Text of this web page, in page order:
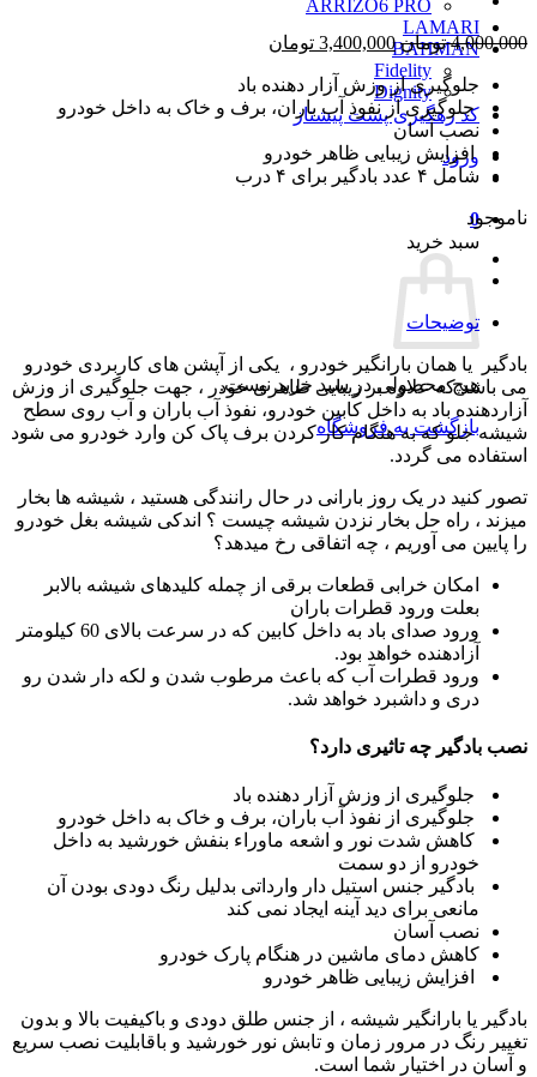
ARRIZO6 PRO
LAMARI
BAHMAN
Fidelity
Dignity
کد رهگیری پست پیشتاز
ورود
0
سبد خرید
هیچ محصولی در سبد خرید نیست.
بازگشت به فروشگاه
4,000,000 تومانقیمت
اصلی
4,000,000 تومان
بود.
3,400,000 تومان
است.
جلوگیری از وزش آزار دهنده باد
جلوگیری از نفوذ آب باران، برف و خاک به داخل خودرو
نصب آسان
افزایش زیبایی ظاهر خودرو
شامل ۴ عدد بادگیر برای ۴ درب
ناموجود
توضیحات
بادگیر یا همان بارانگیر خودرو ، یکی از آپشن های کاربردی خودرو
می باشد که علاوه بر زیبایی ظاهری خودر ، جهت جلوگیری از وزش
آزاردهنده باد به داخل کابین خودرو، نفوذ آب باران و آب روی سطح
شیشه جلو که به هنگام کار کردن برف پاک کن وارد خودرو می شود
استفاده می گردد.
تصور کنید در یک روز بارانی در حال رانندگی هستید ، شیشه ها بخار
میزند ، راه حل بخار نزدن شیشه چیست ؟ اندکی شیشه بغل خودرو
را پایین می آوریم ، چه اتفاقی رخ میدهد؟
امکان خرابی قطعات برقی از چمله کلیدهای شیشه بالابر
بعلت ورود قطرات باران
ورود صدای باد به داخل کابین که در سرعت بالای 60 کیلومتر
آزادهنده خواهد بود.
ورود قطرات آب که باعث مرطوب شدن و لکه دار شدن رو
دری و داشبرد خواهد شد.
نصب بادگیر چه تاثیری دارد؟
جلوگیری از وزش آزار دهنده باد
جلوگیری از نفوذ آب باران، برف و خاک به داخل خودرو
کاهش شدت نور و اشعه ماوراء بنفش خورشید به داخل
خودرو از دو سمت
بادگیر جنس استیل دار وارداتی بدلیل رنگ دودی بودن آن
مانعی برای دید آینه ایجاد نمی کند
نصب آسان
کاهش دمای ماشین در هنگام پارک خودرو
افزایش زیبایی ظاهر خودرو
بادگیر یا بارانگیر شیشه ، از جنس طلق دودی و باکیفیت بالا و بدون
تغییر رنگ در مرور زمان و تابش نور خورشید و باقابلیت نصب سریع
و آسان در اختیار شما است.